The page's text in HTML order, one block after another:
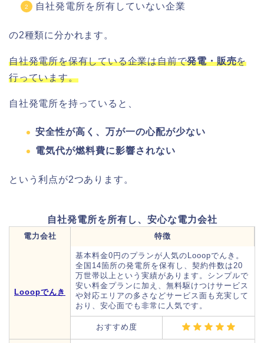
自社発電所を所有していない企業
の2種類に分かれます。
自社発電所を保有している企業は自前で発電・販売を
行っています。
自社発電所を持っていると、
安全性が高く、万が一の心配が少ない
電気代が燃料費に影響されない
という利点が2つあります。
自社発電所を所有し、安心な電力会社
電力会社 特徴
Looopでんき
基本料金0円のプランが人気のLooopでんき。
全国14箇所の発電所を保有し、契約件数は20
万世帯以上という実績があります。シンプルで
安い料金プランに加え、無料駆けつけサービス
や対応エリアの多さなどサービス面も充実して
おり、安心面でも非常に人気です。
おすすめ度